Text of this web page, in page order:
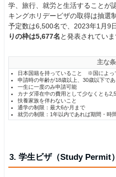
学、旅行、就労と生活することが
キングホリデービザの取得は抽選
予定数は6,500名で、2023年1月9
りの枠は5,677名 と発表されていま
主な
日本国籍を持っていること ※国によっ
申請時の年齢が18歳以上、30歳以下であ
一生に一度のみ申請可能
カナダ滞在中の費用として少なくとも
扶養家族を伴わないこと
通学の制限：最大6か月まで
就労の制限：1年以内であれば期間・時
3. 学生ビザ（Study Permit）